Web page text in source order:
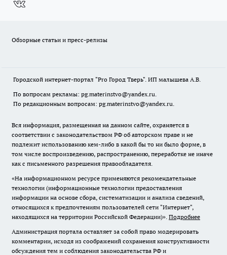
Обзорные статьи и пресс-релизы
Городской интернет-портал "Pro Город Тверь". ИП малышева А.В.
По вопросам рекламы: pg.materinstvo@yandex.ru.
По редакционным вопросам: pg.materinstvo@yandex.ru.
Вся информация, размещенная на данном сайте, охраняется в
соответствии с законодательством РФ об авторском праве и не
подлежит использованию кем-либо в какой бы то ни было форме, в
том числе воспроизведению, распространению, переработке не иначе
как с письменного разрешения правообладателя.
«На информационном ресурсе применяются рекомендательные
технологии (информационные технологии предоставления
информации на основе сбора, систематизации и анализа сведений,
относящихся к предпочтениям пользователей сети "Интернет",
находящихся на территории Российской Федерации)». Подробнее
Администрация портала оставляет за собой право модерировать
комментарии, исходя из соображений сохранения конструктивности
обсуждения тем и соблюдения законодательства РФ и